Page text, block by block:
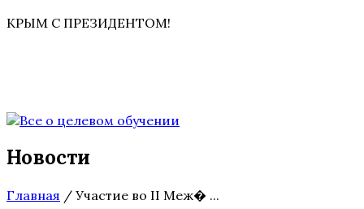
КРЫМ С ПРЕЗИДЕНТОМ!
Новости
Главная / Участие во II Меж� ...